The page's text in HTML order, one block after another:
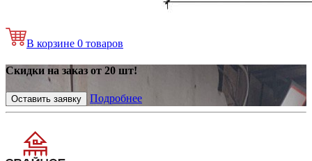
В корзине 0 товаров
Скидки на заказ от 20 шт!
Оставить заявку Подробнее